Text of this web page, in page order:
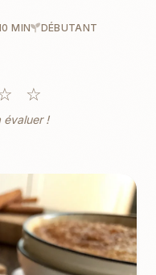
MIN DÉBUTANT
☆
évaluer !